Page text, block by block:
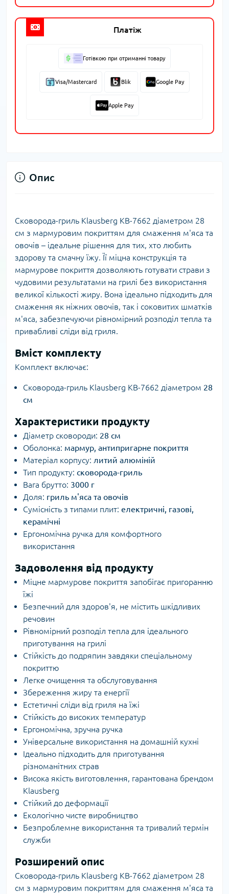
Платіж
Готівкою при отриманні товару
Visa/Mastercard Blik Google Pay
Apple Pay
Опис
Сковорода-гриль Klausberg KB-7662 діаметром 28
см з мармуровим покриттям для смаження м'яса та
овочів – ідеальне рішення для тих, хто любить
здорову та смачну їжу. Її міцна конструкція та
мармурове покриття дозволяють готувати страви з
чудовими результатами на грилі без використання
великої кількості жиру. Вона ідеально підходить для
смаження як ніжних овочів, так і соковитих шматків
м'яса, забезпечуючи рівномірний розподіл тепла та
привабливі сліди від гриля.
Вміст комплекту
Комплект включає:
Сковорода-гриль Klausberg KB-7662 діаметром 28
см
Характеристики продукту
Діаметр сковороди: 28 см
Оболонка: мармур, антипригарне покриття
Матеріал корпусу: литий алюміній
Тип продукту: сковорода-гриль
Вага брутто: 3000 г
Доля: гриль м'яса та овочів
Сумісність з типами плит: електричні, газові,
керамічні
Ергономічна ручка для комфортного
використання
Задоволення від продукту
Міцне мармурове покриття запобігає пригоранню
їжі
Безпечний для здоров'я, не містить шкідливих
речовин
Рівномірний розподіл тепла для ідеального
приготування на грилі
Стійкість до подряпин завдяки спеціальному
покриттю
Легке очищення та обслуговування
Збереження жиру та енергії
Естетичні сліди від гриля на їжі
Стійкість до високих температур
Ергономічна, зручна ручка
Універсальне використання на домашній кухні
Ідеально підходить для приготування
різноманітних страв
Висока якість виготовлення, гарантована брендом
Klausberg
Стійкий до деформації
Екологічно чисте виробництво
Безпроблемне використання та тривалий термін
служби
Розширений опис
Сковорода-гриль Klausberg KB-7662 діаметром 28
см з мармуровим покриттям для смаження м'яса та